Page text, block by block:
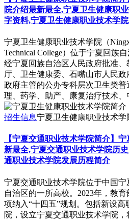
院介绍最新最全,宁夏卫生健康职
字资料,宁夏卫生健康职业技术学
宁夏卫生健康职业技术学院（
Technical College）位于宁夏回族
经宁夏回族自治区人民政府批准
厅、卫生健康委、石嘴山市人民
政府主管的公办专科层次卫生类
理、药学、助产、康复治疗技术、
招生信息宁夏卫生健康职业技术学
【宁夏交通职业技术学院简介】
新最全,宁夏交通职业技术学院历
通职业技术学院发展历程简介
宁夏交通职业技术学院位于中国
自治区的一所高校。2023年，教
项纳入“十四五”规划。包括新设
院，设立宁夏交通职业技术学院